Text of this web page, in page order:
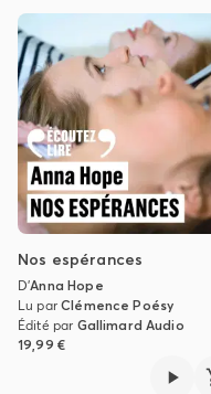
Nos espérances
D'Anna Hope
Lu parClémence Poésy
Édité par Gallimard Audio
19,99 €